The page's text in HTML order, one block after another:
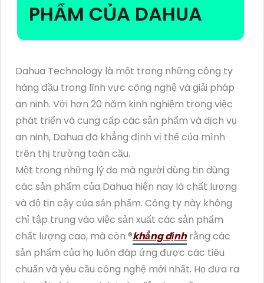
PHẨM CỦA DAHUA
Dahua Technology là một trong những công ty
hàng đầu trong lĩnh vực công nghệ và giải pháp
an ninh. Với hơn 20 năm kinh nghiệm trong việc
phát triển và cung cấp các sản phẩm và dịch vụ
an ninh, Dahua đã khẳng định vị thế của mình
trên thị trường toàn cầu.
Một trong những lý do mà người dùng tin dùng
các sản phẩm của Dahua hiện nay là chất lượng
và độ tin cậy của sản phẩm. Công ty này không
chỉ tập trung vào việc sản xuất các sản phẩm
chất lượng cao, mà còn ®️khẳng địnhrằng các
sản phẩm của họ luôn đáp ứng được các tiêu
chuẩn và yêu cầu công nghệ mới nhất. Họ đưa ra